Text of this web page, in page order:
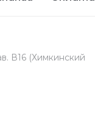
В16 (Химкинский